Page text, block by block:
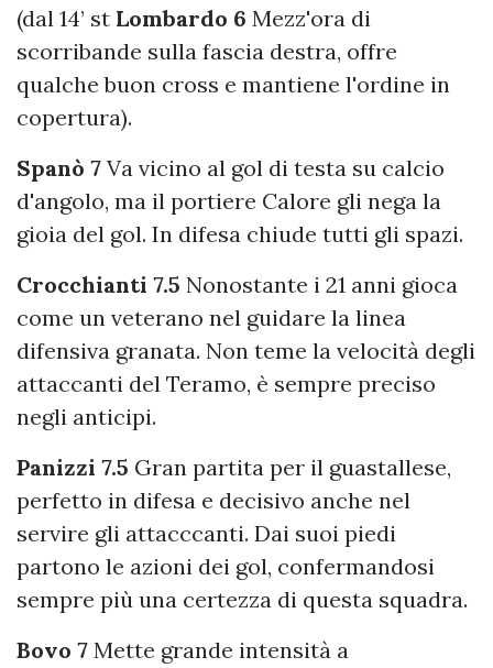
(dal 14’ st Lombardo 6 Mezz'ora di
scorribande sulla fascia destra, offre
qualche buon cross e mantiene l'ordine in
copertura).
Spanò 7 Va vicino al gol di testa su calcio
d'angolo, ma il portiere Calore gli nega la
gioia del gol. In difesa chiude tutti gli spazi.
Crocchianti 7.5 Nonostante i 21 anni gioca
come un veterano nel guidare la linea
difensiva granata. Non teme la velocità degli
attaccanti del Teramo, è sempre preciso
negli anticipi.
Panizzi 7.5 Gran partita per il guastallese,
perfetto in difesa e decisivo anche nel
servire gli attacccanti. Dai suoi piedi
partono le azioni dei gol, confermandosi
sempre più una certezza di questa squadra.
Bovo 7 Mette grande intensità a